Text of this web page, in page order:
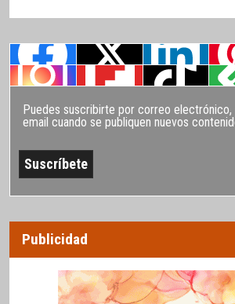
Puedes suscribirte por correo electrónico,
email cuando se publiquen nuevos
Publicidad